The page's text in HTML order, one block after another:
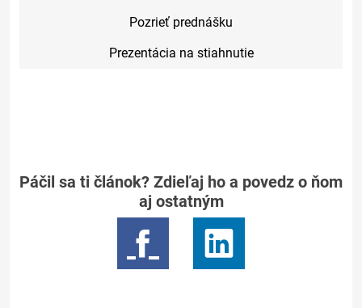
Pozrieť prednášku
Prezentácia na stiahnutie
Páčil sa ti článok? Zdieľaj ho a povedz o ňom
aj ostatným